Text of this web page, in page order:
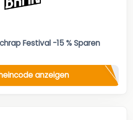
Festival -15 % Sparen
anzeigen